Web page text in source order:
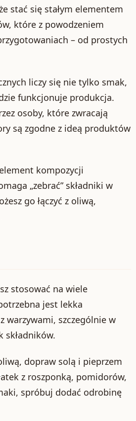
stać się stałym elementem
które z powodzeniem
– od prostych
liczy się nie tylko smak,
funkcjonuje produkcja.
osoby, które zwracają
są zgodne z ideą produktów
kompozycji
„zebrać” składniki w
go łączyć z oliwą,
stosować na wiele
jest lekka
warzywami, szczególnie w
składników.
dopraw solą i pieprzem
z roszponką, pomidorów,
spróbuj dodać odrobinę